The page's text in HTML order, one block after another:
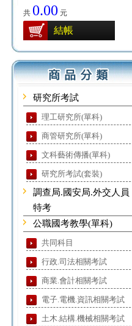
共 0.00 元
結帳
研究所考試
理工研究所(單科)
商管研究所(單科)
文科藝術傳播(單科)
研究所考試(套裝)
調查局.國安局.外交人員
特考
公職國考教學(單科)
共同科目
行政.司法相關考試
商業.會計相關考試
電子.電機.資訊相關考試
土木.結構.機械相關考試